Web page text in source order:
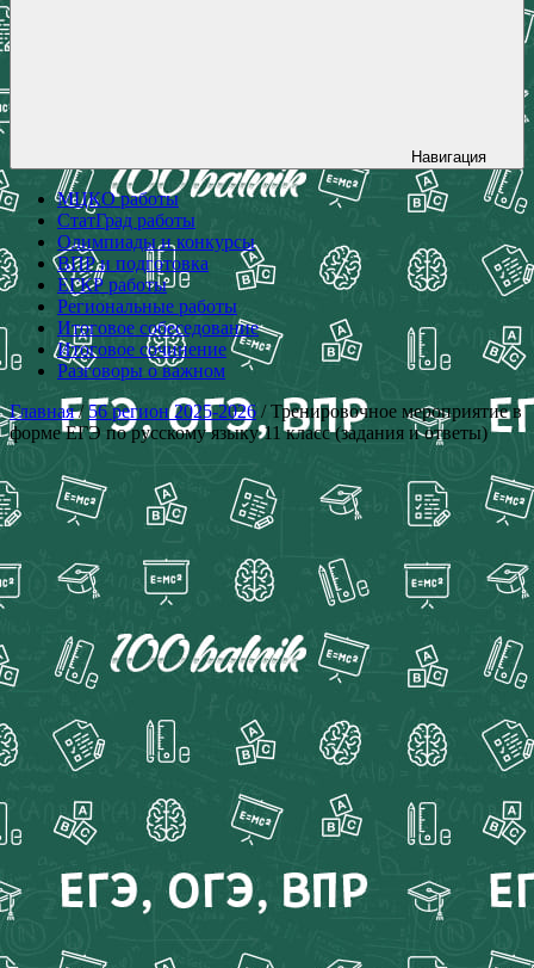
Навигация
МЦКО работы
СтатГрад работы
Олимпиады и конкурсы
ВПР и подготовка
ЕГКР работы
Региональные работы
Итоговое собеседование
Итоговое сочинение
Разговоры о важном
Главная/56 регион 2025-2026/ Тренировочное мероприятие в
форме ЕГЭ по русскому языку 11 класс (задания и ответы)